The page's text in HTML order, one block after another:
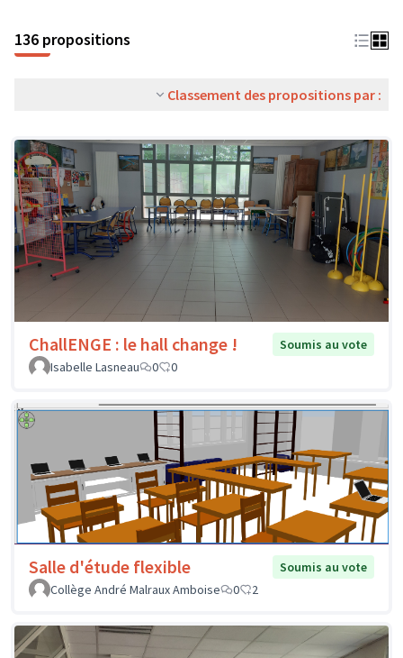
136 propositions
Classement des propositions par :
ChallENGE : le hall change !
Soumis au vote
Isabelle Lasneau
0 0
Salle d'étude flexible
Soumis au vote
Collège André Malraux Amboise
0 2